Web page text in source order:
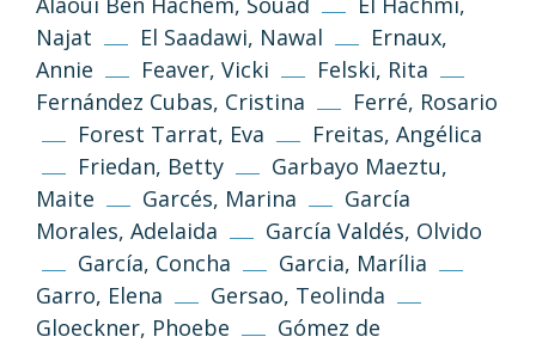
Najat
El Saadawi, Nawal
Ernaux,
Annie
Feaver, Vicki
Felski, Rita
Fernández Cubas, Cristina
Ferré, Rosario
Forest Tarrat, Eva
Freitas, Angélica
Friedan, Betty
Garbayo Maeztu,
Maite
Garcés, Marina
García
Morales, Adelaida
García Valdés, Olvido
García, Concha
Garcia, Marília
Garro, Elena
Gersao, Teolinda
Gloeckner, Phoebe
Gómez de